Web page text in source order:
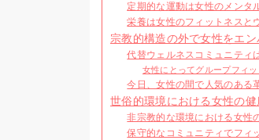
定期的な運動は女性のメンタ
栄養は女性のフィットネスと
宗教的構造の外で女性をエ
代替ウェルネスコミュニティ
女性にとってグループフィ
今日、女性の間で人気のある
世俗的環境における女性の
非宗教的な環境における女性
保守的なコミュニティでフィ